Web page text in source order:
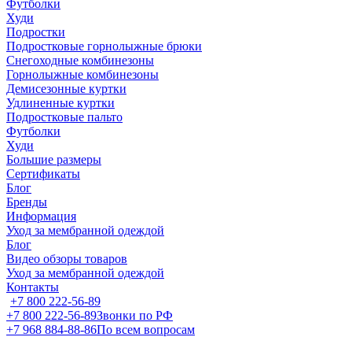
Футболки
Худи
Подростки
Подростковые горнолыжные брюки
Снегоходные комбинезоны
Горнолыжные комбинезоны
Демисезонные куртки
Удлиненные куртки
Подростковые пальто
Футболки
Худи
Большие размеры
Сертификаты
Блог
Бренды
Информация
Уход за мембранной одеждой
Блог
Видео обзоры товаров
Уход за мембранной одеждой
Контакты
+7 800 222-56-89
+7 800 222-56-89Звонки по РФ
+7 968 884-88-86По всем вопросам